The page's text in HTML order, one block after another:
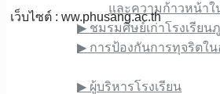
และความก้าวหน้าใ
▶︎ ชมรมศิษย์เก่าโรงเรียน
▶︎ การป้องกันการทุจริตใน
▶︎ ผู้บริหารโรงเรียน
เว็บไซต์ : ww.phusang.ac.th